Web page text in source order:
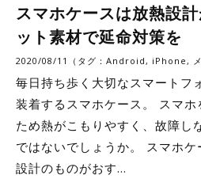
スマホケースは放熱設
ット素材で延命対策を
2020/08/11（タグ： Android , iPhone ,
毎日持ち歩く大切なスマートフ
装着するスマホケース。 スマ
ため熱がこもりやすく、故障し
ではないでしょうか。 スマホ
設計のものがおす…